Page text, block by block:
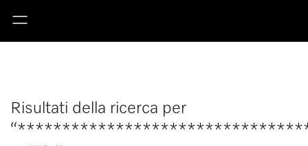
Risultati della ricerca per